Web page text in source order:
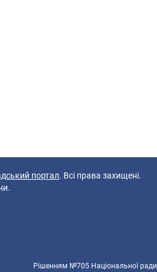
портал. Всі права захищені.
Рішенням №705 Національної